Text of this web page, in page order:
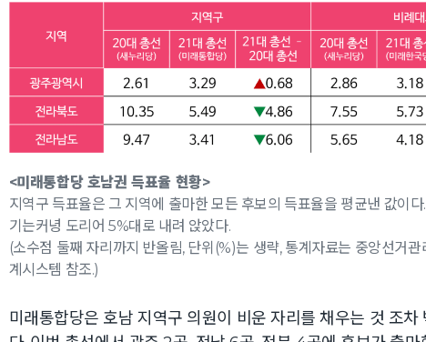
<미래통합당 호남권 득표율 현황>
지역구 득표율은 그 지역에 출마한 모든 후보의 득표율을 평균낸 값이다
기는커녕 도리어 5%대로 내려 앉았다.
(소수점 둘째 자리까지 반올림, 단위(%)는 생략, 통계자료는 중앙선거
계시스템 참조.)
미래통합당은 호남 지역구 의원이 비운 자리를 채우는 것 조차